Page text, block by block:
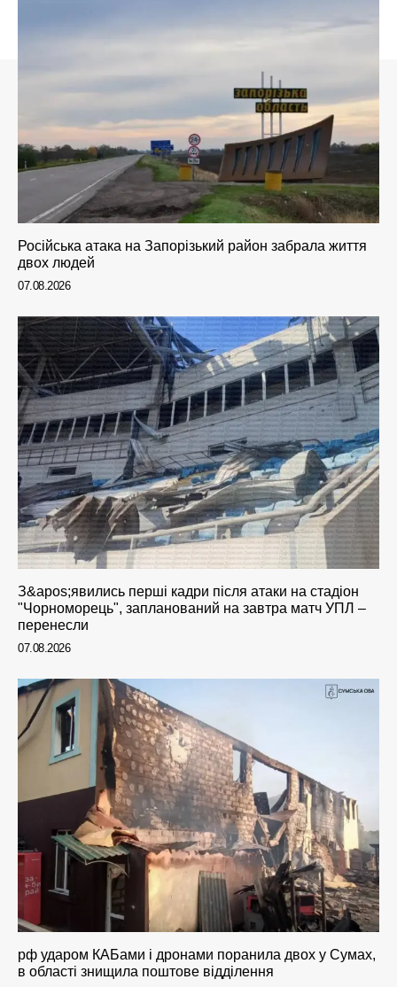
Російська атака на Запорізький район забрала життя
двох людей
07.08.2026
З&apos;явились перші кадри після атаки на стадіон
"Чорноморець", запланований на завтра матч УПЛ –
перенесли
07.08.2026
рф ударом КАБами і дронами поранила двох у Сумах,
в області знищила поштове відділення